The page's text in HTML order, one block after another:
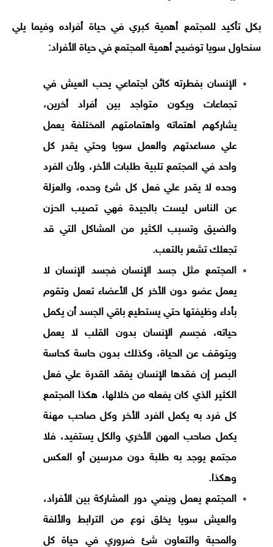
بكل تأكيد للمجتمع أهمية كبري في حياة أفراده وفيما يلي
سنحاول سويا توضيح أهمية المجتمع في حياة الأفراد:
الإنسان بفطرته كائن اجتماعي يحب العيش في
تجماعات ويكون متواجد بين أفراد أخرين،
يشاركهم اهتماته واهتمامتهم المختلفة يعمل
علي مساعدتهم والعمل سويا وحتي يقدر كل
واحد في المجتمع تلبية طلبات الأخر، ولأن الفرد
وحده لا يقدر علي فعل كل شئ وحده، والعزلة
عن الناس ليست بالجيدة فهي تصيب الحزن
والضيق وتسبب الكثير من المشاكل التي قد
تجعلك تشعر بالتعب.
المجتمع مثل جسد الإنسان فجسد الإنسان لا
يعمل عضو دون الأخر كل الأعضاء تعمل وتقوم
بأداء وظيفتها حتي يستطيع باقي الجسد أن يكمل
حياته، فجسم الإنسان بدون القلب لا يعمل
ويتوقف عن الحياة، وكذلك بدون حاسة كحاسة
البصر إن فقدها الإنسان يفقد القدرة علي فعل
الكثير الذي كان يفعله من خلالها، هكذا المجتمع
كل فرد به يكمل الفرد الأخر وكل صاحب مهنة
يكمل صاحب المهن الأخري والكل يستفيد، فلا
مجتمع يوجد به طلبة دون مدرسين أو العكس
وهكذا.
المجتمع يعمل وينمي دور المشاركة بين الأفراد،
والعيش سويا يخلق نوع من الترابط والألفة
والمحبة والتعاون شئ ضروري في حياة كل